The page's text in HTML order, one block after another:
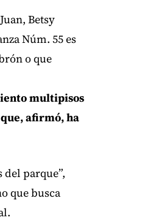
Betsy
Núm. 55 es
o que
multipisos
afirmó, ha
del parque”,
que busca